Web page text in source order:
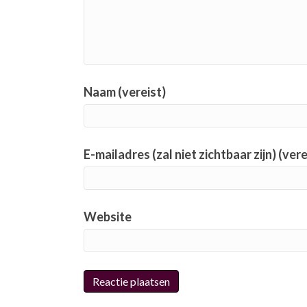
Naam (vereist)
E-mailadres (zal niet zichtbaar zijn)
Website